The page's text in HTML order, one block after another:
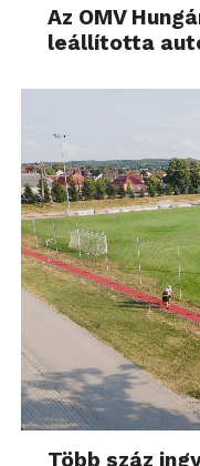
Az OMV
leállította
Több száz